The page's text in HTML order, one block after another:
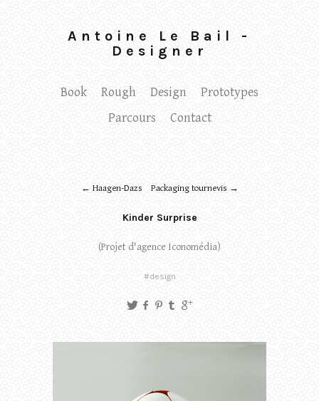
Antoine Le Bail -
Designer
Book Rough Design
Prototypes
Parcours
Contact
← Haagen-Dazs Packaging tournevis →
Kinder Surprise
(Projet d'agence Iconomédia)
#design